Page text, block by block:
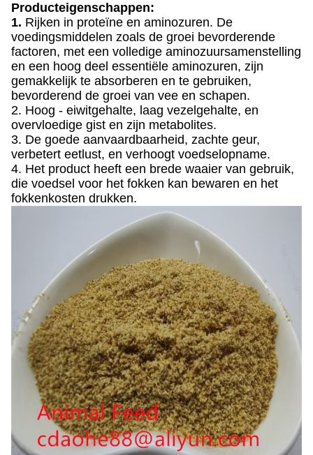
Producteigenschappen:
1. Rijken in proteïne en aminozuren. De
voedingsmiddelen zoals de groei bevorderende
factoren, met een volledige aminozuursamenstelling
en een hoog deel essentiële aminozuren, zijn
gemakkelijk te absorberen en te gebruiken,
bevorderend de groei van vee en schapen.
2. Hoog - eiwitgehalte, laag vezelgehalte, en
overvloedige gist en zijn metabolites.
3. De goede aanvaardbaarheid, zachte geur,
verbetert eetlust, en verhoogt voedselopname.
4. Het product heeft een brede waaier van gebruik,
die voedsel voor het fokken kan bewaren en het
fokkenkosten drukken.